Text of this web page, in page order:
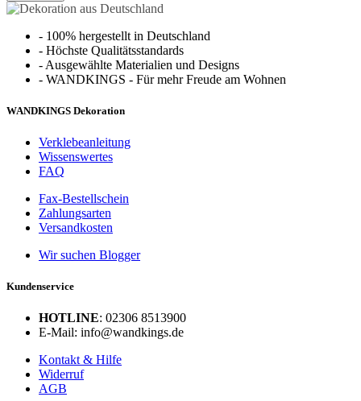
- 100% hergestellt in Deutschland
- Höchste Qualitätsstandards
- Ausgewählte Materialien und Designs
- WANDKINGS - Für mehr Freude am Wohnen
WANDKINGS Dekoration
Verklebeanleitung
Wissenswertes
FAQ
Fax-Bestellschein
Zahlungsarten
Versandkosten
Wir suchen Blogger
Kundenservice
HOTLINE: 02306 8513900
E-Mail: info@wandkings.de
Kontakt & Hilfe
Widerruf
AGB